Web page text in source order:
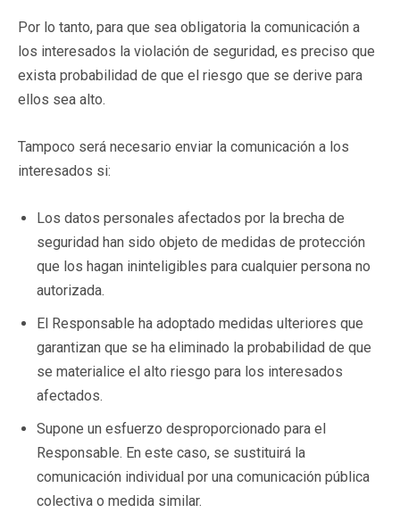
Por lo tanto, para que sea obligatoria la comunicación a
los interesados la violación de seguridad, es preciso que
exista probabilidad de que el riesgo que se derive para
ellos sea alto.
Tampoco será necesario enviar la comunicación a los
interesados si:
Los datos personales afectados por la brecha de
seguridad han sido objeto de medidas de protección
que los hagan ininteligibles para cualquier persona no
autorizada.
El Responsable ha adoptado medidas ulteriores que
garantizan que se ha eliminado la probabilidad de que
se materialice el alto riesgo para los interesados
afectados.
Supone un esfuerzo desproporcionado para el
Responsable. En este caso, se sustituirá la
comunicación individual por una comunicación pública
colectiva o medida similar.